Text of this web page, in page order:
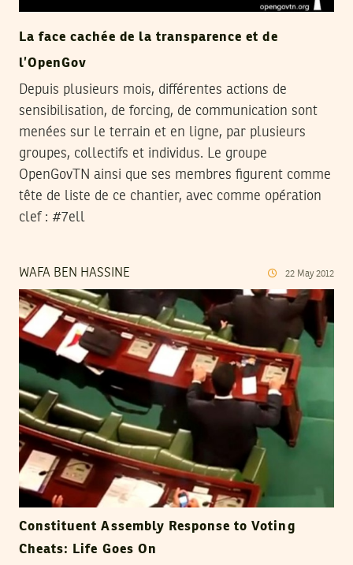
La face cachée de la transparence et de
l’OpenGov
Depuis plusieurs mois, différentes actions de
sensibilisation, de forcing, de communication sont
menées sur le terrain et en ligne, par plusieurs
groupes, collectifs et individus. Le groupe
OpenGovTN ainsi que ses membres figurent comme
tête de liste de ce chantier, avec comme opération
clef : #7ell
WAFA BEN HASSINE 22 May 2012
Constituent Assembly Response to Voting
Cheats: Life Goes On